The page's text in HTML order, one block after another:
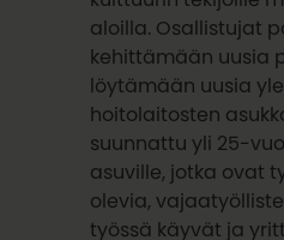
aloilla. Osallistujat
kehittämään uusia
löytämään uusia
hoitolaitosten
suunnattu yli 25-
asuville, jotka ovat
olevia,
työssä käyvät ja